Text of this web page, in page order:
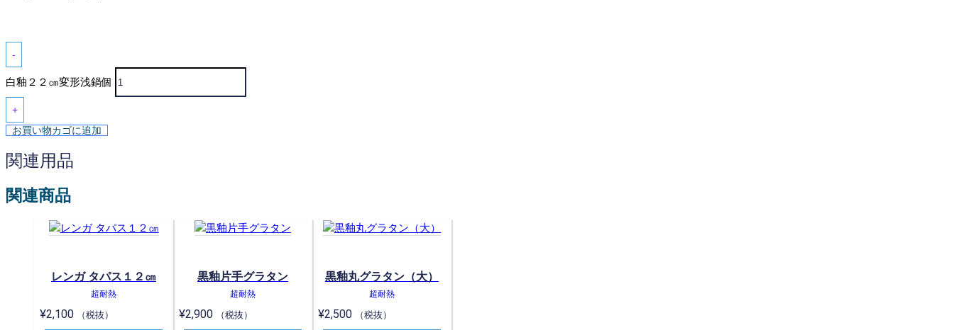
-
白釉２２㎝変形浅鍋個
+
お買い物カゴに追加
関連用品
関連商品
レンガ タパス１２㎝
超耐熱
¥2,100 （税抜）
黒釉片手グラタン
超耐熱
¥2,900 （税抜）
黒釉丸グラタン（大）
超耐熱
¥2,500 （税抜）